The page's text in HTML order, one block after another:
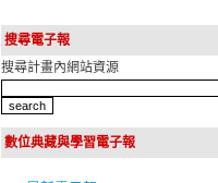
搜尋電子報
搜尋計畫內網站資源
數位典藏與學習電子報